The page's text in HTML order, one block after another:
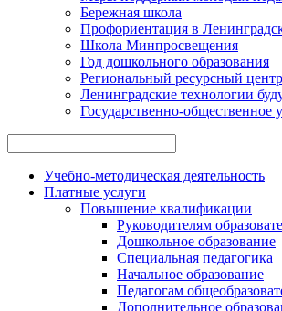
Бережная школа
Профориентация в
Школа Минпросвещения
Год дошкольного образования
Региональный ресурсный
Ленинградские технологии
Государственно-общественное
Учебно-методическая деятельность
Платные услуги
Повышение квалификации
Руководителям
Дошкольное образование
Специальная педагогика
Начальное образование
Педагогам
Дополнительное